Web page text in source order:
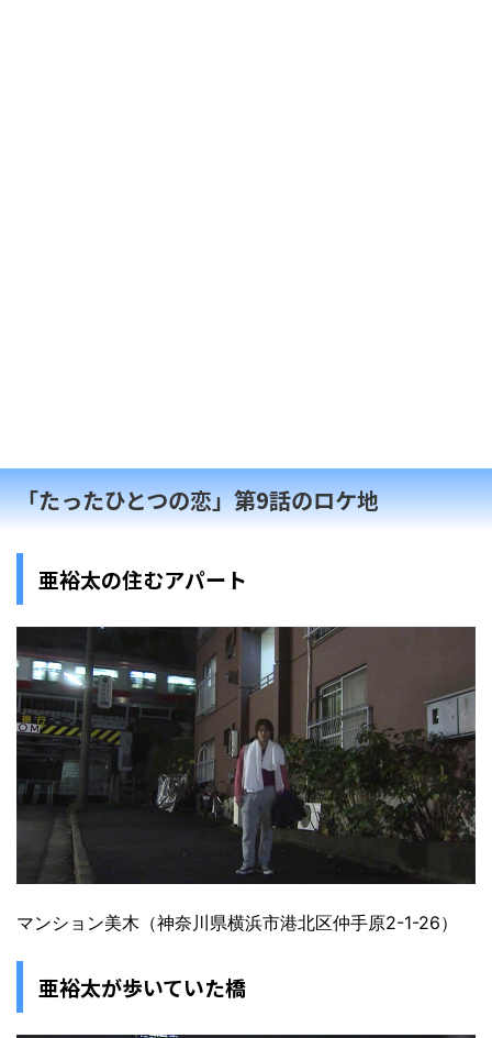
「たったひとつの恋」第9話のロケ地
亜裕太の住むアパート
マンション美木（神奈川県横浜市港北区仲手原2-1-26）
亜裕太が歩いていた橋